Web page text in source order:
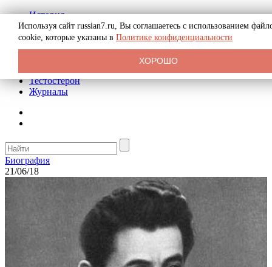
История
Биография
Криминал
Реклама на сайте
Тестостерон
Журналы
Биография
21/06/18
Используя сайт russian7.ru, Вы соглашаетесь с использованием
cookie, которые указаны в Политике конфиденциальности
ХОРОШО